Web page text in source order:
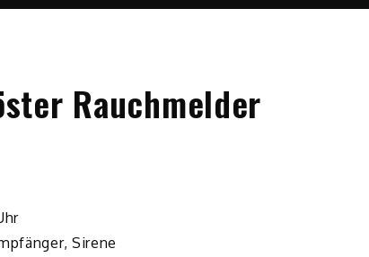
Rauchmelder
Sirene